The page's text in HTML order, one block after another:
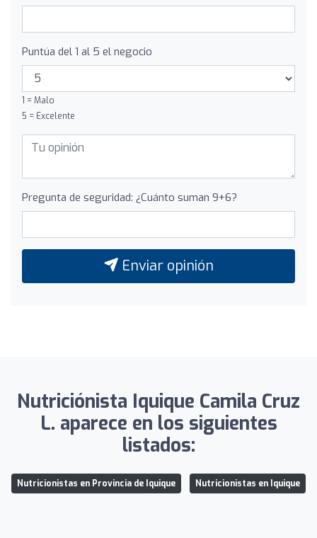
Puntúa del 1 al 5 el negocio
1 = Malo
5 = Excelente
Pregunta de seguridad: ¿Cuánto suman 9+6?
Enviar opinión
Nutriciónista Iquique Camila Cruz
L. aparece en los siguientes
listados:
Nutricionistas en Provincia de Iquique Nutricionistas en Iquique